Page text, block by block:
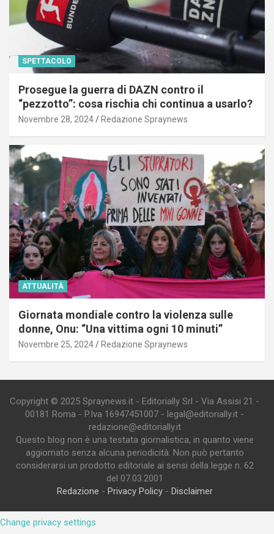
SPETTACOLO
Prosegue la guerra di DAZN contro il
“pezzotto”: cosa rischia chi continua a usarlo?
Novembre 28, 2024 Redazione Spraynews
ATTUALITÀ
Giornata mondiale contro la violenza sulle
donne, Onu: “Una vittima ogni 10 minuti”
Novembre 25, 2024 Redazione Spraynews
Copyright © 2025 Spraynews.it - Editorially Srl - Via Assisi 21 -
00181 Roma - P.Iva 16947451007 - legal@editorially.it -
redazione@editorially.it
Questo blog non è una testata giornalistica, in quanto viene
aggiornato senza alcuna periodicità. Non può pertanto
considerarsi un prodotto editoriale ai sensi della legge n. 62
del 07.03.2001
Redazione - Privacy Policy- Disclaimer
Change privacy settings